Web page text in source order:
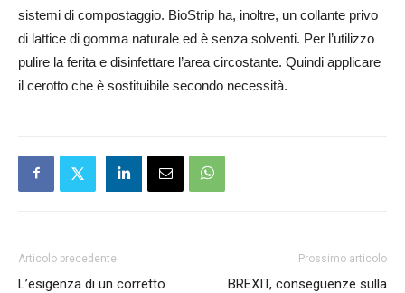
sistemi di compostaggio. BioStrip ha, inoltre, un collante privo
di lattice di gomma naturale ed è senza solventi. Per l’utilizzo
pulire la ferita e disinfettare l’area circostante. Quindi applicare
il cerotto che è sostituibile secondo necessità.
Articolo precedente
L’esigenza di un corretto
Prossimo articolo
BREXIT, conseguenze sulla